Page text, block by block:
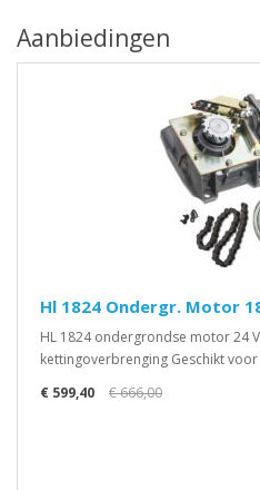
Aanbiedingen
Hl 1824 Ondergr. Motor
HL 1824 ondergrondse motor 24
kettingoverbrenging Geschikt voor
€ 599,40
€ 666,00